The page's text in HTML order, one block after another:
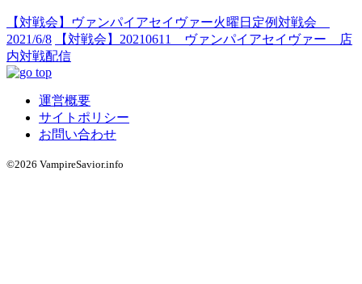
【対戦会】ヴァンパイアセイヴァー火曜日定例対戦会
2021/6/8
【対戦会】20210611 ヴァンパイアセイヴァー 店
内対戦配信
運営概要
サイトポリシー
お問い合わせ
©2026 VampireSavior.info